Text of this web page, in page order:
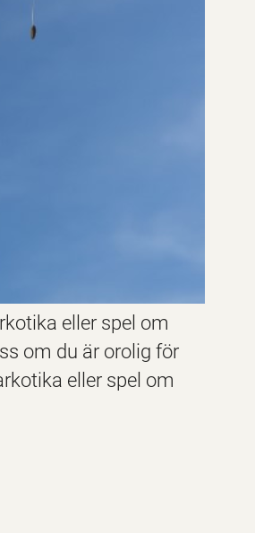
eller spel om
om du är orolig för
eller spel om